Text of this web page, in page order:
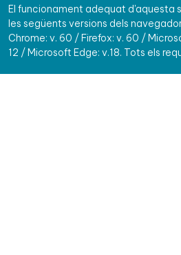
El funcionament adequat d'aquesta
les següents versions dels
Chrome: v. 60 / Firefox: v. 60 /
12 / Microsoft Edge: v.18. Tots els